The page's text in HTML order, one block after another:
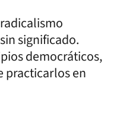
significado.
democráticos,
practicarlos en